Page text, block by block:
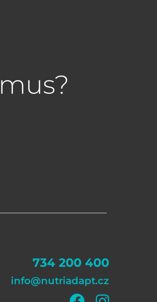
734 200 400
info@nutriadapt.cz